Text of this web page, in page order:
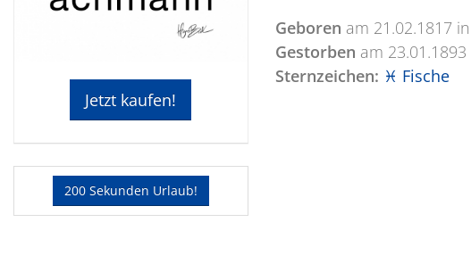
Jetzt kaufen!
200 Sekunden Urlaub!
Geboren am 21.02.1817in
Gestorben am 23.01.1893
Sternzeichen: ♓ Fische